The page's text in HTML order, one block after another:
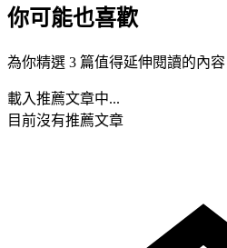
你可能也喜歡
為你精選 3 篇值得延伸閱讀的內容
載入推薦文章中...
目前沒有推薦文章